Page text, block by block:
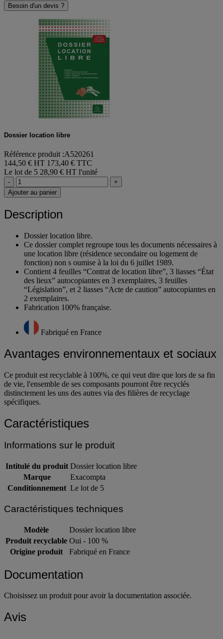
Besoin d'un devis ?
Dossier location libre
Référence produit :A520261
144,50 € HT 173,40 € TTC
Le lot de 5 28,90 € HT l'unité
-
+
Ajouter au panier
Description
Dossier location libre.
Ce dossier complet regroupe tous les documents nécessaires à
une location libre (résidence secondaire ou logement de
fonction) non s oumise à la loi du 6 juillet 1989.
Contient 4 feuilles “Contrat de location libre”, 3 liasses “État
des lieux” autocopiantes en 3 exemplaires, 3 feuilles
“Législation”, et 2 liasses “Acte de caution” autocopiantes en
2 exemplaires.
Fabrication 100% française.
Fabriqué en France
Avantages environnementaux et sociaux
Ce produit est recyclable à 100%, ce qui veut dire que lors de sa fin
de vie, l'ensemble de ses composants pourront être recyclés
distinctement les uns des autres via des filières de recyclage
spécifiques.
Caractéristiques
Informations sur le produit
Intitulé du produit Dossier location libre
Marque
Exacompta
Conditionnement Le lot de 5
Caractéristiques techniques
Modèle
Dossier location libre
Produit recyclable Oui - 100 %
Origine produit
Fabriqué en France
Documentation
Choisissez un produit pour avoir la documentation associée.
Avis